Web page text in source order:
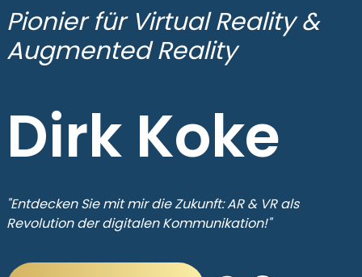
Pionier für Virtual Reality &
Augmented Reality
Dirk Koke
"Entdecken Sie mit mir die Zukunft: AR & VR als
Revolution der digitalen Kommunikation!"